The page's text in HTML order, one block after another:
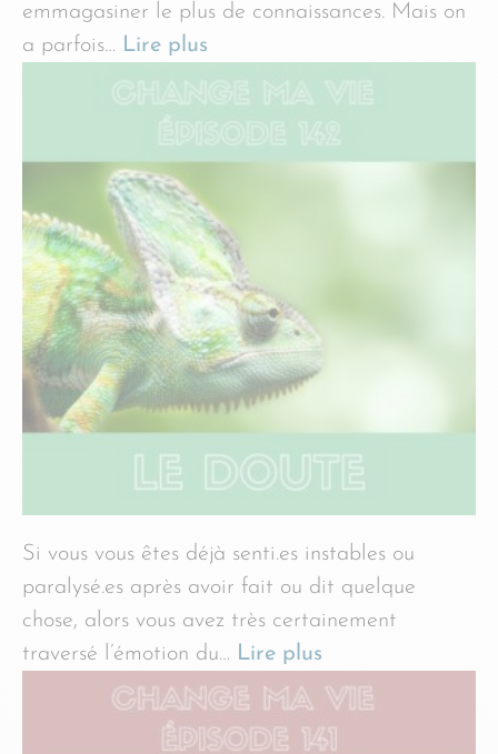
emmagasiner le plus de connaissances. Mais on
a parfois… Lire plus
Si vous vous êtes déjà senti.es instables ou
paralysé.es après avoir fait ou dit quelque
chose, alors vous avez très certainement
traversé l’émotion du… Lire plus